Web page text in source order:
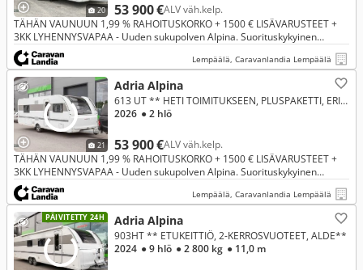
20 53 900 €ALV väh.kelp.
TÄHÄN VAUNUUN 1,99 % RAHOITUSKORKO + 1500 € LISÄVARUSTEET +
3KK LYHENNYSVAPAA - Uuden sukupolven Alpina. Suorituskykyinen
matkailuvaunumallisto, joka on tarkoitettu ympärivuotiseen käyttöön.
Lempäälä, Caravanlandia Lempäälä
21
Adria Alpina
53 900 €ALV väh.kelp.
613 UT ** HETI TOIMITUKSEEN, PLUSPAKETTI, ERILLISVUOTEET, TAKA-WC **
2026 ● 2 hlö
TÄHÄN VAUNUUN 1,99 % RAHOITUSKORKO + 1500 € LISÄVARUSTEET +
3KK LYHENNYSVAPAA - Uuden sukupolven Alpina. Suorituskykyinen
matkailuvaunumallisto, joka on tarkoitettu ympärivuotiseen käyttöön.
Lempäälä, Caravanlandia Lempäälä
PÄIVITETTY 24H Adria Alpina
903HT ** ETUKEITTIÖ, 2-KERROSVUOTEET, ALDE**
2024 ● 9 hlö ● 2 800 kg ● 11,0 m